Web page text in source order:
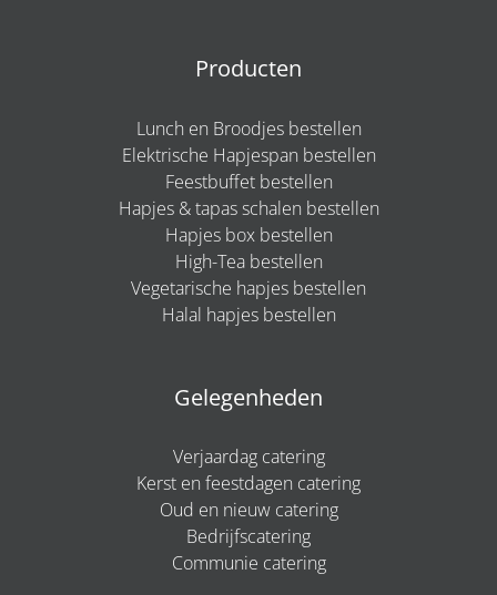
Producten
Lunch en Broodjes bestellen
Elektrische Hapjespan bestellen
Feestbuffet bestellen
Hapjes & tapas schalen bestellen
Hapjes box bestellen
High-Tea bestellen
Vegetarische hapjes bestellen
Halal hapjes bestellen
Gelegenheden
Verjaardag catering
Kerst en feestdagen catering
Oud en nieuw catering
Bedrijfscatering
Communie catering